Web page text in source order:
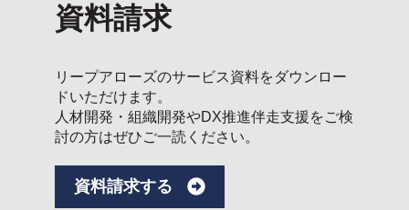
資料請求
リープアローズのサービス資料をダウンロー
ドいただけます。
人材開発・組織開発やDX推進伴走支援をご検
討の方はぜひご一読ください。
資料請求する